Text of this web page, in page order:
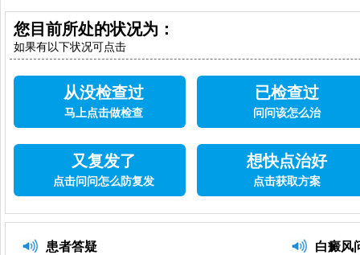
您目前所处的状况为：
如果有以下状况可点击
从没检查过
马上点击做检查
已检查过
问问该怎么治
又复发了
点击问问怎么防复发
想快点治好
点击获取方案
患者答疑 白癜风